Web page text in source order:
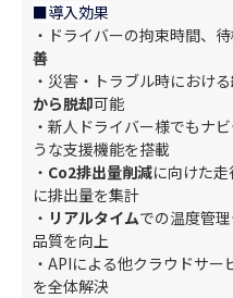
■導入効果
・ドライバーの拘束時間、
善
・災害・トラブル時における
から脱却可能
・新人ドライバー様でもナ
うな支援機能を搭載
・ Co2排出量削減に向けた
に排出量を集計
・ リアルタイムでの温度管
品質を向上
・APIによる他クラウドサ
を全体解決